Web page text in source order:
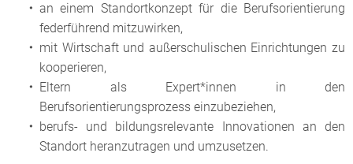
an einem Standortkonzept für die Berufsorientierung
federführend mitzuwirken,
mit Wirtschaft und außerschulischen Einrichtungen zu
kooperieren,
Eltern als Expert*innen in den
Berufsorientierungsprozess einzubeziehen,
berufs- und bildungsrelevante Innovationen an den
Standort heranzutragen und umzusetzen.